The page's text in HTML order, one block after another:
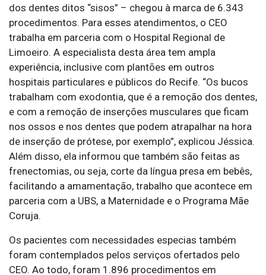
dos dentes ditos “sisos” – chegou à marca de 6.343
procedimentos. Para esses atendimentos, o CEO
trabalha em parceria com o Hospital Regional de
Limoeiro. A especialista desta área tem ampla
experiência, inclusive com plantões em outros
hospitais particulares e públicos do Recife. “Os bucos
trabalham com exodontia, que é a remoção dos dentes,
e com a remoção de inserções musculares que ficam
nos ossos e nos dentes que podem atrapalhar na hora
de inserção de prótese, por exemplo”, explicou Jéssica.
Além disso, ela informou que também são feitas as
frenectomias, ou seja, corte da língua presa em bebês,
facilitando a amamentação, trabalho que acontece em
parceria com a UBS, a Maternidade e o Programa Mãe
Coruja.
Os pacientes com necessidades especias também
foram contemplados pelos serviços ofertados pelo
CEO. Ao todo, foram 1.896 procedimentos em